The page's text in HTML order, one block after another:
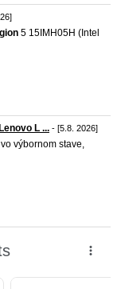
5 15IMH05H (Intel
L ... - [5.8. 2026]
výbornom stave,